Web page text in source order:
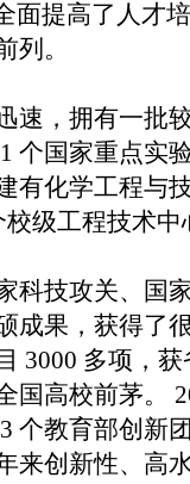
面提高了人才
列。
速，拥有一批
个国家重点实
有化学工程与
级工程技术
科技攻关、国
成果，获得了
3000 多项，
国高校前茅。
个教育部创新
来创新性、高